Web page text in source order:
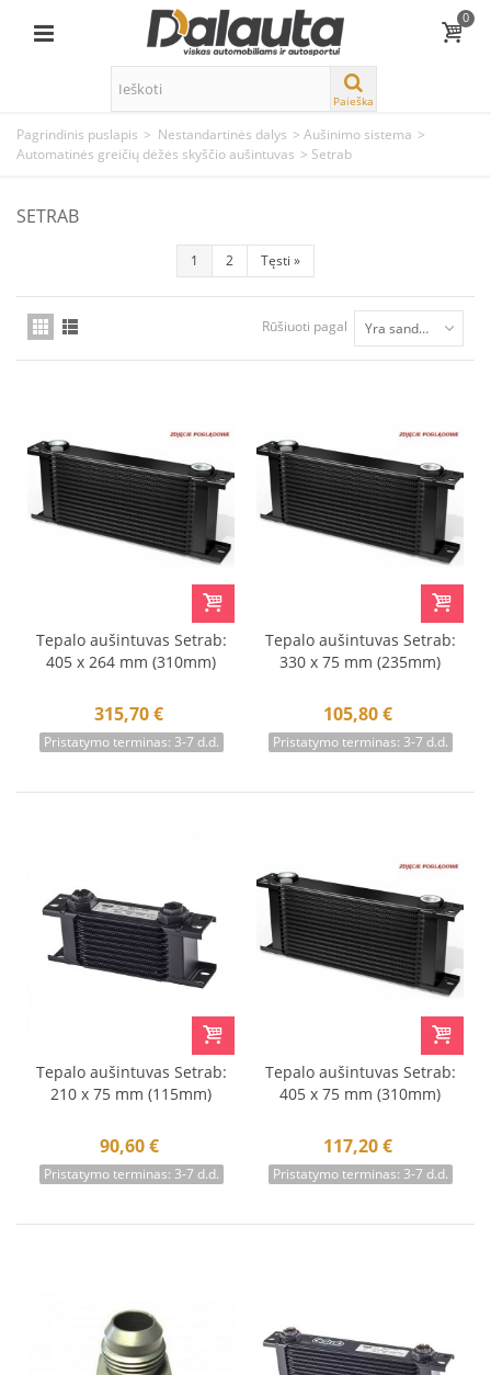
0
Paieška
Pagrindinis puslapis > Nestandartinės dalys > Aušinimo sistema >
Automatinės greičių dėžės skyščio aušintuvas > Setrab
SETRAB
1 2 Tęsti »
Rūšiuoti pagal Yra sandėlyje
Tepalo aušintuvas Setrab:
405 x 264 mm (310mm)
315,70 €
Pristatymo terminas: 3-7 d.d.
Tepalo aušintuvas Setrab:
330 x 75 mm (235mm)
105,80 €
Pristatymo terminas: 3-7 d.d.
Tepalo aušintuvas Setrab:
210 x 75 mm (115mm)
90,60 €
Pristatymo terminas: 3-7 d.d.
Tepalo aušintuvas Setrab:
405 x 75 mm (310mm)
117,20 €
Pristatymo terminas: 3-7 d.d.